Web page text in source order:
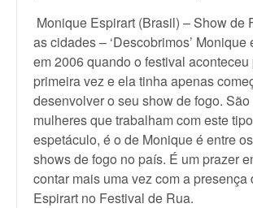
Monique Espirart (Brasil) – Show de
as cidades – ‘Descobrimos’ Monique
em 2006 quando o festival
primeira vez e ela tinha apenas
desenvolver o seu show de fogo.
mulheres que trabalham com este
espetáculo, é o de Monique é entre
shows de fogo no país. É um prazer
contar mais uma vez com a presença
Espirart no Festival de Rua.